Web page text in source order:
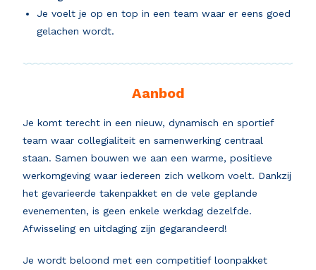
Je voelt je op en top in een team waar er eens goed
gelachen wordt.
Aanbod
Je komt terecht in een nieuw, dynamisch en sportief
team waar collegialiteit en samenwerking centraal
staan. Samen bouwen we aan een warme, positieve
werkomgeving waar iedereen zich welkom voelt. Dankzij
het gevarieerde takenpakket en de vele geplande
evenementen, is geen enkele werkdag dezelfde.
Afwisseling en uitdaging zijn gegarandeerd!
Je wordt beloond met een competitief loonpakket